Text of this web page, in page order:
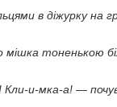
в діжурку на
мішка тоненькою
и-мка-а! — почув